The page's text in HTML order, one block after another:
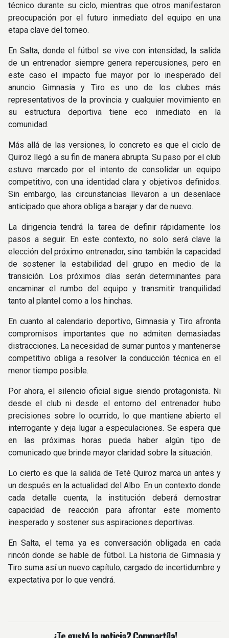
técnico durante su ciclo, mientras que otros manifestaron
preocupación por el futuro inmediato del equipo en una
etapa clave del torneo.
En Salta, donde el fútbol se vive con intensidad, la salida
de un entrenador siempre genera repercusiones, pero en
este caso el impacto fue mayor por lo inesperado del
anuncio. Gimnasia y Tiro es uno de los clubes más
representativos de la provincia y cualquier movimiento en
su estructura deportiva tiene eco inmediato en la
comunidad.
Más allá de las versiones, lo concreto es que el ciclo de
Quiroz llegó a su fin de manera abrupta. Su paso por el club
estuvo marcado por el intento de consolidar un equipo
competitivo, con una identidad clara y objetivos definidos.
Sin embargo, las circunstancias llevaron a un desenlace
anticipado que ahora obliga a barajar y dar de nuevo.
La dirigencia tendrá la tarea de definir rápidamente los
pasos a seguir. En este contexto, no solo será clave la
elección del próximo entrenador, sino también la capacidad
de sostener la estabilidad del grupo en medio de la
transición. Los próximos días serán determinantes para
encaminar el rumbo del equipo y transmitir tranquilidad
tanto al plantel como a los hinchas.
En cuanto al calendario deportivo, Gimnasia y Tiro afronta
compromisos importantes que no admiten demasiadas
distracciones. La necesidad de sumar puntos y mantenerse
competitivo obliga a resolver la conducción técnica en el
menor tiempo posible.
Por ahora, el silencio oficial sigue siendo protagonista. Ni
desde el club ni desde el entorno del entrenador hubo
precisiones sobre lo ocurrido, lo que mantiene abierto el
interrogante y deja lugar a especulaciones. Se espera que
en las próximas horas pueda haber algún tipo de
comunicado que brinde mayor claridad sobre la situación.
Lo cierto es que la salida de Teté Quiroz marca un antes y
un después en la actualidad del Albo. En un contexto donde
cada detalle cuenta, la institución deberá demostrar
capacidad de reacción para afrontar este momento
inesperado y sostener sus aspiraciones deportivas.
En Salta, el tema ya es conversación obligada en cada
rincón donde se hable de fútbol. La historia de Gimnasia y
Tiro suma así un nuevo capítulo, cargado de incertidumbre y
expectativa por lo que vendrá.